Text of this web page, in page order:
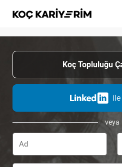
Koç Topluluğu
veya